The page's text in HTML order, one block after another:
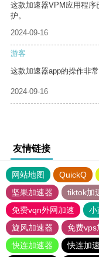
这款加速器VPM应用程
护。
2024-09-16
游客
这款加速器app的操作非
2024-09-16
友情链接
网站地图 QuickQ
坚果加速器
tiktok加
免费vqn外网加速
小
旋风加速器
免费vps
快连加速器
快连加